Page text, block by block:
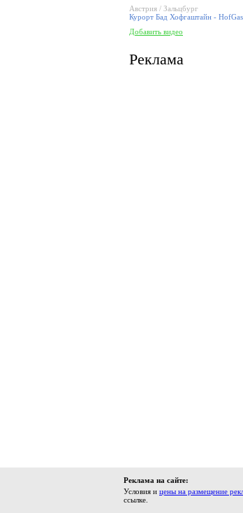
Австрия / Зальцбург
Курорт Бад Хофгаштайн -
Добавить видео
Реклама
Реклама на сайте:
Условия и цены на размещение
ссылке.